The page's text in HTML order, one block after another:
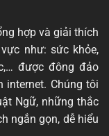
hợp và giải thích
như: sức khỏe,
được đông đảo
Chúng tôi
Ngữ, những thắc
ngắn gọn, dễ hiểu